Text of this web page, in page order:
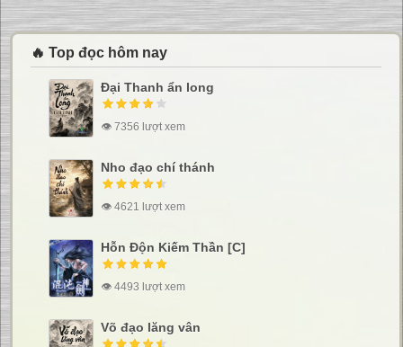
🔥 Top đọc hôm nay
Đại Thanh ẩn long
👁 7356 lượt xem
Nho đạo chí thánh
👁 4621 lượt xem
Hỗn Độn Kiếm Thần [C]
👁 4493 lượt xem
Võ đạo lăng vân